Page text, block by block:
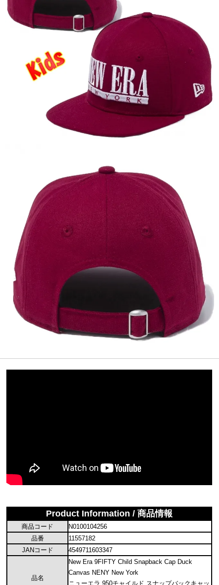
Product Information / 商品情報
商品コード
N0100104256
品番
11557182
JANコード
4549711603347
品名
New Era 9FIFTY Child Snapback Cap Duck
Canvas NENY New York
ニューエラ 950チャイルド スナップバックキャッ